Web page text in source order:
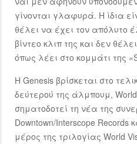
γίνονται γλαφυρά. Η ίδια
θέλει να έχει τον απόλυτο
βίντεο κλιπ της και δεν
όπως λέει στο κομμάτι της
Η Genesis βρίσκεται στο
δεύτερού της άλμπουμ, World
σηματοδοτεί τη νέα της
Downtown/Interscope Records
μέρος της τριλογίας World